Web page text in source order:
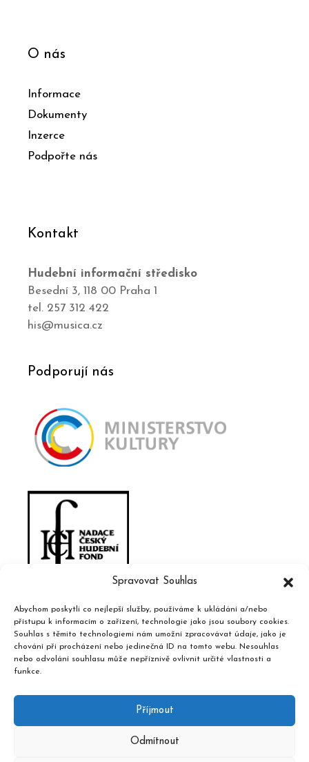
Spravovat Souhlas
Abychom poskytli co nejlepší služby, používáme k ukládání a/nebo
přístupu k informacím o zařízení, technologie jako jsou soubory cookies.
Souhlas s těmito technologiemi nám umožní zpracovávat údaje, jako je
chování při procházení nebo jedinečná ID na tomto webu. Nesouhlas
nebo odvolání souhlasu může nepříznivě ovlivnit určité vlastnosti a
funkce.
Příjmout
Odmítnout
O nás
Informace
Dokumenty
Inzerce
Podpořte nás
Kontakt
Hudební informační středisko
Besední 3, 118 00 Praha 1
tel. 257 312 422
his@musica.cz
Podporují nás